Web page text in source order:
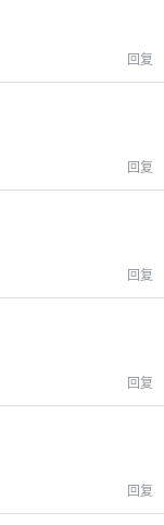
回复
回复
回复
回复
回复